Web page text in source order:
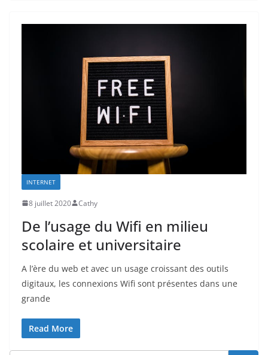
INTERNET
8 juillet 2020 Cathy
De l’usage du Wifi en milieu
scolaire et universitaire
A l’ère du web et avec un usage croissant des outils
digitaux, les connexions Wifi sont présentes dans une
grande
Read More